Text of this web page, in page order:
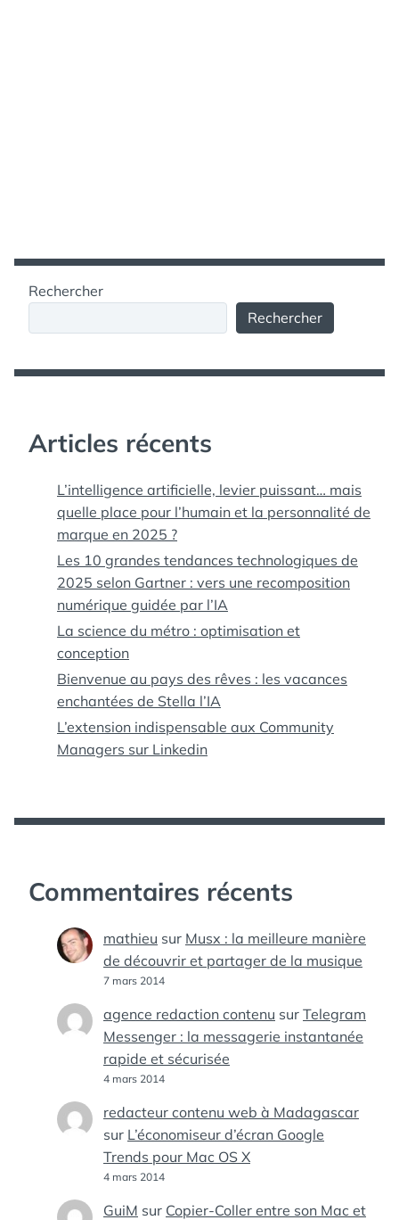
Rechercher
Rechercher
Articles récents
L’intelligence artificielle, levier puissant… mais
quelle place pour l’humain et la personnalité de
marque en 2025 ?
Les 10 grandes tendances technologiques de
2025 selon Gartner : vers une recomposition
numérique guidée par l’IA
La science du métro : optimisation et
conception
Bienvenue au pays des rêves : les vacances
enchantées de Stella l’IA
L’extension indispensable aux Community
Managers sur Linkedin
Commentaires récents
mathieu sur Musx : la meilleure manière
de découvrir et partager de la musique
7 mars 2014
agence redaction contenu sur Telegram
Messenger : la messagerie instantanée
rapide et sécurisée
4 mars 2014
redacteur contenu web à Madagascar
sur L’économiseur d’écran Google
Trends pour Mac OS X
4 mars 2014
GuiM sur Copier-Coller entre son Mac et